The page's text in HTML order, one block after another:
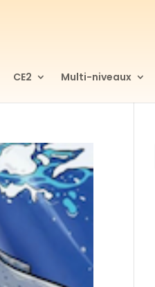
CE2 Multi-niveaux